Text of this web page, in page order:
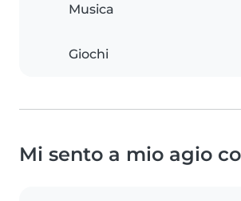
Musica
Giochi
Mi sento a mio agio